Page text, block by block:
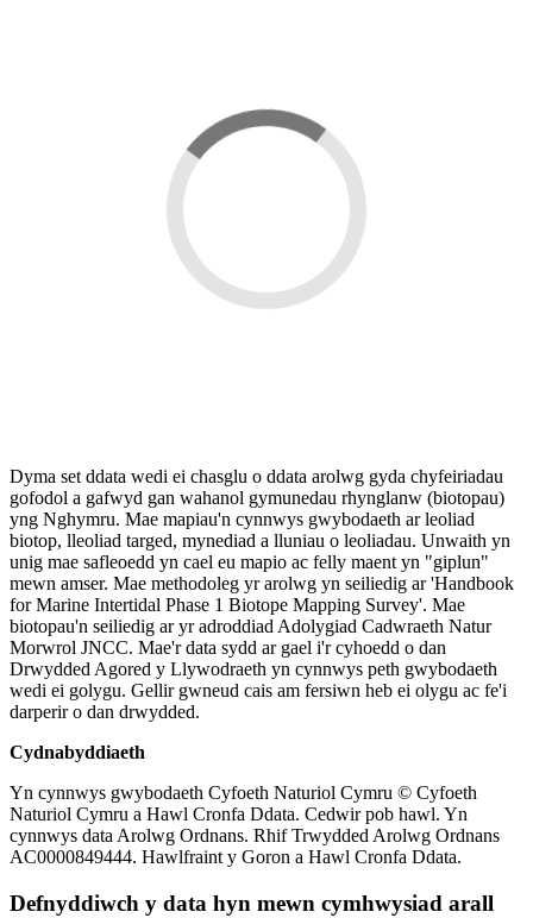
Dyma set ddata wedi ei chasglu o ddata arolwg gyda chyfeiriadau
gofodol a gafwyd gan wahanol gymunedau rhynglanw (biotopau)
yng Nghymru. Mae mapiau'n cynnwys gwybodaeth ar leoliad
biotop, lleoliad targed, mynediad a lluniau o leoliadau. Unwaith yn
unig mae safleoedd yn cael eu mapio ac felly maent yn "giplun"
mewn amser. Mae methodoleg yr arolwg yn seiliedig ar 'Handbook
for Marine Intertidal Phase 1 Biotope Mapping Survey'. Mae
biotopau'n seiliedig ar yr adroddiad Adolygiad Cadwraeth Natur
Morwrol JNCC. Mae'r data sydd ar gael i'r cyhoedd o dan
Drwydded Agored y Llywodraeth yn cynnwys peth gwybodaeth
wedi ei golygu. Gellir gwneud cais am fersiwn heb ei olygu ac fe'i
darperir o dan drwydded.
Cydnabyddiaeth
Yn cynnwys gwybodaeth Cyfoeth Naturiol Cymru © Cyfoeth
Naturiol Cymru a Hawl Cronfa Ddata. Cedwir pob hawl. Yn
cynnwys data Arolwg Ordnans. Rhif Trwydded Arolwg Ordnans
AC0000849444. Hawlfraint y Goron a Hawl Cronfa Ddata.
Defnyddiwch y data hyn mewn cymhwysiad arall